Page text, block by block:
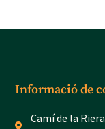
Informació de
Camí de la